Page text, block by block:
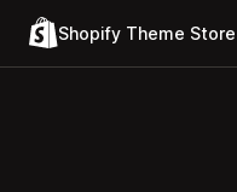
Shopify Theme Store